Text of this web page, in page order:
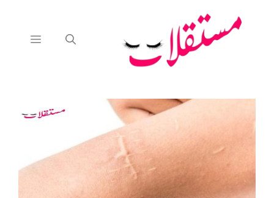
القائمة